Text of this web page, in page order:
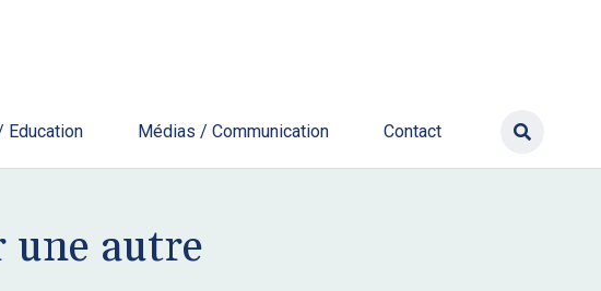
Education Médias / Communication Contact
une autre